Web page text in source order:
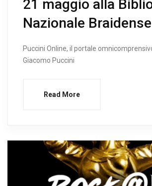
21 maggio alla
Nazionale Braidense
Puccini Online, il portale
Giacomo Puccini
Read More